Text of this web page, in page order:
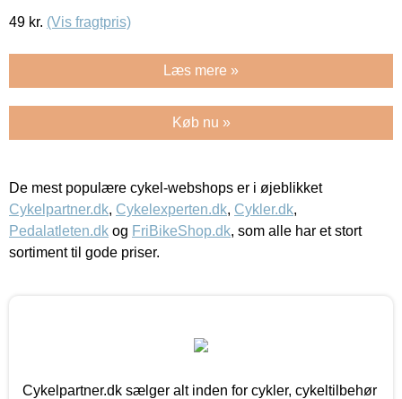
49 kr. (Vis fragtpris)
Læs mere »
Køb nu »
De mest populære cykel-webshops er i øjeblikket
Cykelpartner.dk, Cykelexperten.dk, Cykler.dk,
Pedalatleten.dk og FriBikeShop.dk, som alle har et stort
sortiment til gode priser.
Cykelpartner.dk sælger alt inden for cykler, cykeltilbehør